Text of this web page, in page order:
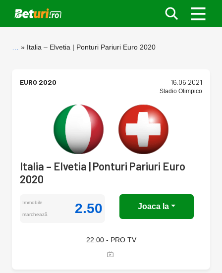
Italia – Elvetia | Ponturi Pariuri Euro 2020
EURO 2020 16.06.2021
Stadio Olimpico
Italia – Elvetia | Ponturi Pariuri Euro
2020
Immobile
marchează 2.50 Joaca la
22:00 - PRO TV